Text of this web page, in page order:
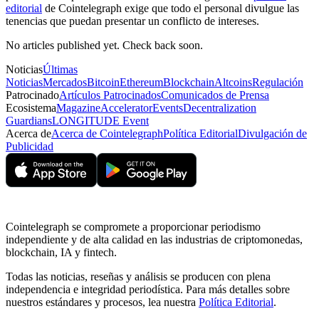
editorial de Cointelegraph exige que todo el personal divulgue las
tenencias que puedan presentar un conflicto de intereses.
No articles published yet. Check back soon.
NoticiasÚltimas
NoticiasMercadosBitcoinEthereumBlockchainAltcoinsRegulación
PatrocinadoArtículos PatrocinadosComunicados de Prensa
EcosistemaMagazineAcceleratorEventsDecentralization
GuardiansLONGITUDE Event
Acerca deAcerca de CointelegraphPolítica EditorialDivulgación de
Publicidad
Cointelegraph se compromete a proporcionar periodismo
independiente y de alta calidad en las industrias de criptomonedas,
blockchain, IA y fintech.
Todas las noticias, reseñas y análisis se producen con plena
independencia e integridad periodística. Para más detalles sobre
nuestros estándares y procesos, lea nuestra Política Editorial.